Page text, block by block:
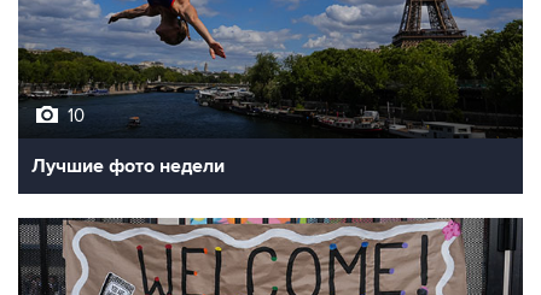
10
Лучшие фото недели